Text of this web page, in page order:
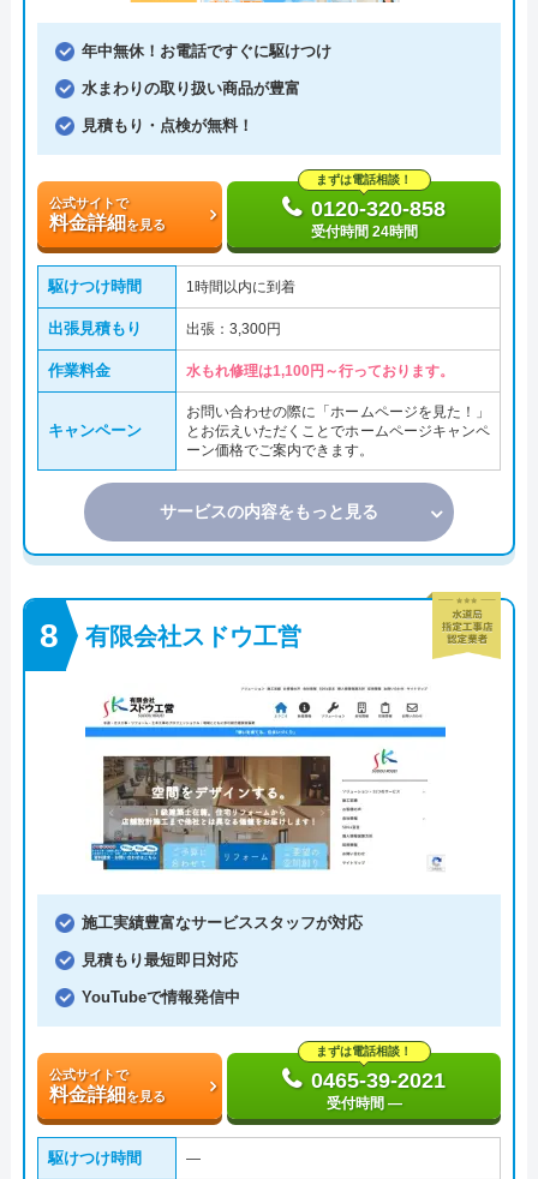
年中無休！お電話ですぐに駆けつけ
水まわりの取り扱い商品が豊富
見積もり・点検が無料！
公式サイトで
料金詳細を見る
まずは電話相談！
0120-320-858
受付時間 24時間
駆けつけ時間 1時間以内に到着
出張見積もり 出張：3,300円
作業料金 水もれ修理は1,100円～行っております。
キャンペーン
お問い合わせの際に「ホームページを見た！」
とお伝えいただくことでホームページキャンペ
ーン価格でご案内できます。
サービスの内容をもっと見る
有限会社スドウ工営
施工実績豊富なサービススタッフが対応
見積もり最短即日対応
YouTubeで情報発信中
公式サイトで
料金詳細を見る
まずは電話相談！
0465-39-2021
受付時間 ―
駆けつけ時間 ―